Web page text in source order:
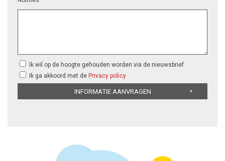
Ik wil op de hoogte gehouden worden via de nieuwsbrief
Ik ga akkoord met de Privacy policy